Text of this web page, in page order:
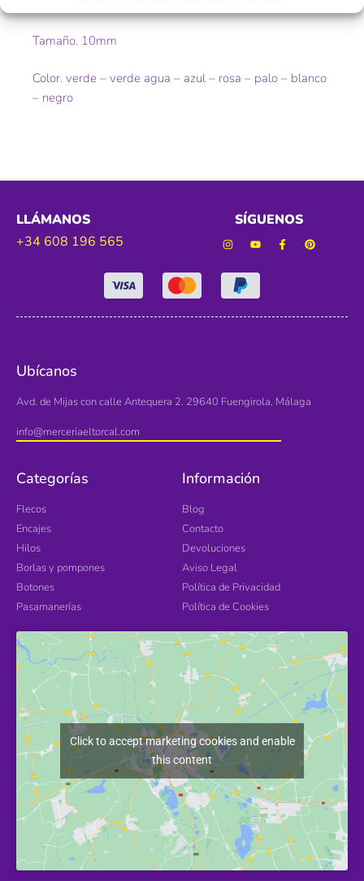
Tamaño. 10mm
Color. verde – verde agua – azul – rosa – palo – blanco
– negro
LLÁMANOS
+34 608 196 565
SÍGUENOS
Ubícanos
Avd. de Mijas con calle Antequera 2. 29640 Fuengirola, Málaga
info@merceriaeltorcal.com
Categorías
Flecos
Encajes
Hilos
Borlas y pompones
Botones
Pasamanerías
Información
Blog
Contacto
Devoluciones
Aviso Legal
Política de Privacidad
Política de Cookies
Click to accept marketing cookies and enable
this content